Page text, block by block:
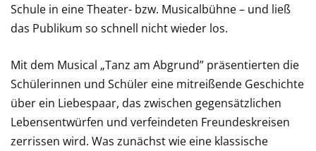
Schule in eine Theater- bzw. Musicalbühne – und ließ
das Publikum so schnell nicht wieder los.
Mit dem Musical „Tanz am Abgrund” präsentierten die
Schülerinnen und Schüler eine mitreißende Geschichte
über ein Liebespaar, das zwischen gegensätzlichen
Lebensentwürfen und verfeindeten Freundeskreisen
zerrissen wird. Was zunächst wie eine klassische